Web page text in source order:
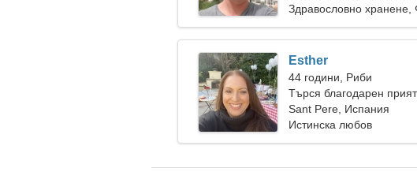
Здравословно
Esther
44 години, Риби
Търся благодарен
Sant Pere, Испания
Истинска любов